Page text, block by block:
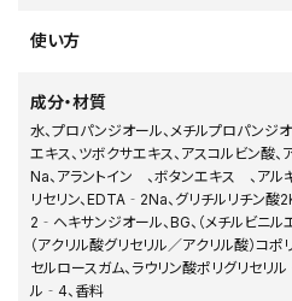
使い方
成分・材質
水、プロパンジオール、メチルプロパンジ
エキス、ツボクサエキス、アスコルビン酸
Na、アラントイン 、ボタンエキス 、アル
リセリン、EDTA‐2Na、グリチルリチン酸
2‐ヘキサンジオール、BG、（メチルビニル
（アクリル酸グリセリル／アクリル酸）コポ
セルロースガム、ラウリン酸ポリグリセリ
ル‐4、香料